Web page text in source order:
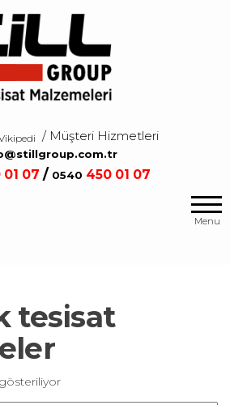
/ Müşteri Hizmetleri
01 07 / 0540 450 01 07
Group
MalzemeleriMenu
tesisat
gösteriliyor